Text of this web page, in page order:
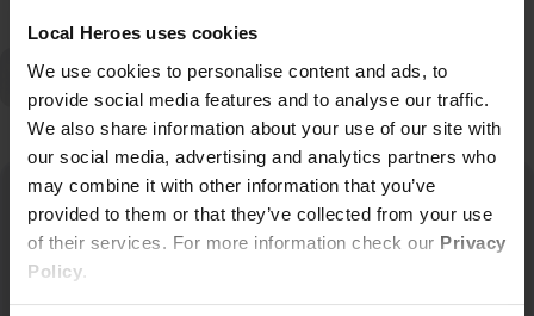
Local Heroes uses cookies
We use cookies to personalise content and ads, to
provide social media features and to analyse our traffic.
We also share information about your use of our site with
our social media, advertising and analytics partners who
may combine it with other information that you’ve
provided to them or that they’ve collected from your use
of their services. For more information check our Privacy
Policy.